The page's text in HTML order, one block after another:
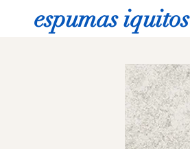
espumas iquitos